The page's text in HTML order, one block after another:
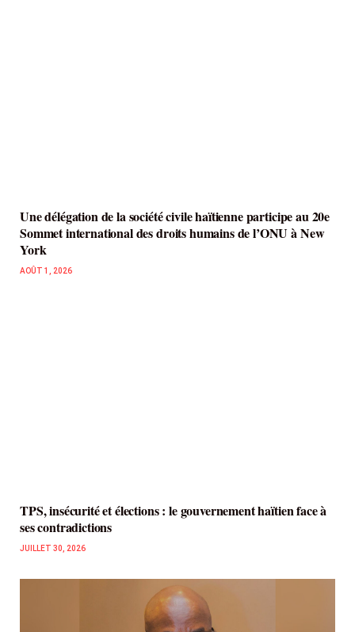
Une délégation de la société civile haïtienne participe au 20e
Sommet international des droits humains de l’ONU à New
York
AOÛT 1, 2026
TPS, insécurité et élections : le gouvernement haïtien face à
ses contradictions
JUILLET 30, 2026